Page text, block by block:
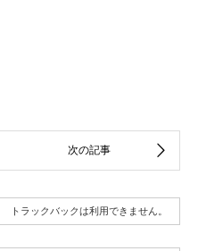
トラックバックは利用できません。